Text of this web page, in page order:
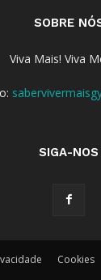
SOBRE
Viva Mais! Viva
SIGA-NOS
Cookies